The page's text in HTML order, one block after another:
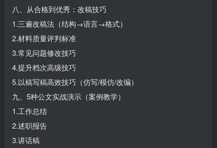
八、从合格到优秀：改稿技巧
1.三遍改稿法（结构→语言→格式）
2.材料质量评判标准
3.常见问题修改技巧
4.提升档次高级技巧
5.以稿写稿高效技巧（仿写/模仿/改编）
九、5种公文实战演示（案例教学）
1.工作总结
2.述职报告
3.讲话稿